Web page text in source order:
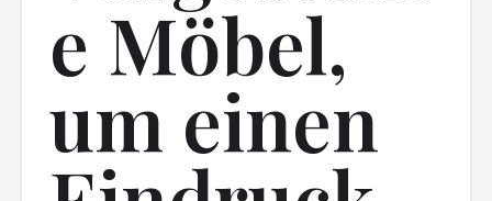
e Möbel,
um einen